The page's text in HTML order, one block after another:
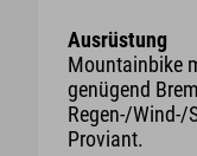
Ausrüstung
Mountainbike
genügend
Regen-/Wind-/
Proviant.